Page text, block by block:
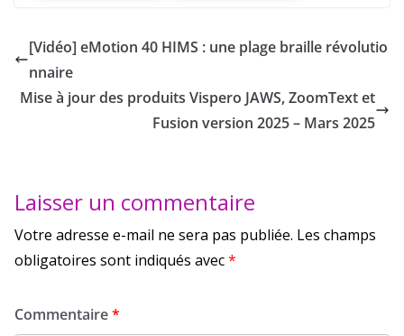
[Vidéo] eMotion 40 HIMS : une plage braille révolutio
nnaire
Mise à jour des produits Vispero JAWS, ZoomText et
Fusion version 2025 – Mars 2025
Laisser un commentaire
Votre adresse e-mail ne sera pas publiée. Les champs
obligatoires sont indiqués avec*
Commentaire*